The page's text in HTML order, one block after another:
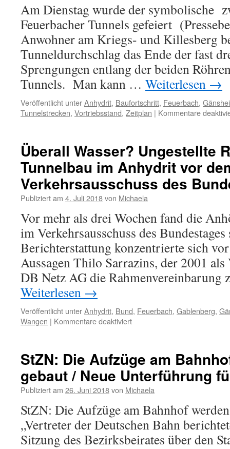
Am Dienstag wurde der symbolische
Feuerbacher Tunnels gefeiert
Anwohner am Kriegs- und Killesberg
Tunneldurchschlag das Ende der fast
Sprengungen entlang der beiden
Tunnels. Man kann … Weiterlesen →
Veröffentlicht unterAnhydrit, Baufortschritt, Feuerbach,
Tunnelstrecken, Vortriebsstand, Zeitplan | Kommentare
Überall Wasser? Ungestellte
Tunnelbau im Anhydrit vor
Verkehrsausschuss des
Publiziert am 4. Juli 2018von Michaela
Vor mehr als drei Wochen fand die
im Verkehrsausschuss des
Berichterstattung konzentrierte sich
Aussagen Thilo Sarrazins, der 2001
DB Netz AG die Rahmenvereinbarung
Weiterlesen →
Veröffentlicht unterAnhydrit, Bund, Feuerbach, Gablenberg,
Wangen | Kommentare deaktiviert
StZN: Die Aufzüge am
gebaut / Neue Unterführung
Publiziert am 26. Juni 2018von Michaela
StZN: Die Aufzüge am Bahnhof
„Vertreter der Deutschen Bahn
Sitzung des Bezirksbeirates über den